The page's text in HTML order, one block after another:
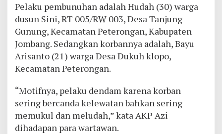
Pelaku pembunuhan adalah Hudah (30) warga
dusun Sini, RT 005/RW 003, Desa Tanjung
Gunung, Kecamatan Peterongan, Kabupaten
Jombang. Sedangkan korbannya adalah, Bayu
Arisanto (21) warga Desa Dukuh klopo,
Kecamatan Peterongan.
“Motifnya, pelaku dendam karena korban
sering bercanda kelewatan bahkan sering
memukul dan meludah,” kata AKP Azi
dihadapan para wartawan.